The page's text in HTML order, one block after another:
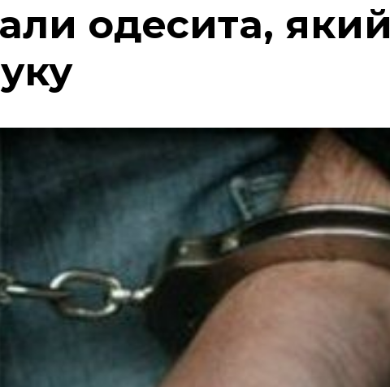
одесита, який